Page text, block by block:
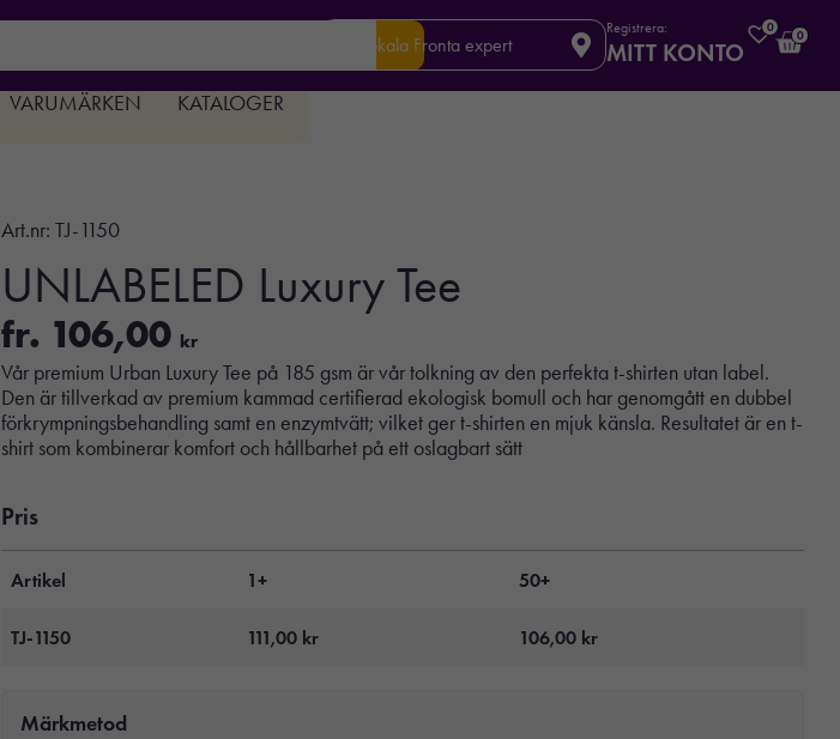
Din lokala Fronta expert
Registrera:
MITT KONTO
0
0
VARUMÄRKEN KATALOGER
Art.nr: TJ-1150
UNLABELED Luxury Tee
fr. 106,00 kr
Vår premium Urban Luxury Tee på 185 gsm är vår tolkning av den perfekta t-shirten utan label.
Den är tillverkad av premium kammad certifierad ekologisk bomull och har genomgått en dubbel
förkrympningsbehandling samt en enzymtvätt; vilket ger t-shirten en mjuk känsla. Resultatet är en t-
shirt som kombinerar komfort och hållbarhet på ett oslagbart sätt
Pris
Artikel 1+ 50+
TJ-1150 111,00 kr 106,00 kr
Märkmetod